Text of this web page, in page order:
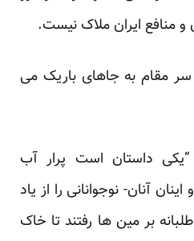
و منافع ایران ملاک نیست.‏
سر مقام به جاهای باریک می
داستان است پرار آب
آنان- نوجوانانی را از یاد
بر مین ها رفتند تا خاک